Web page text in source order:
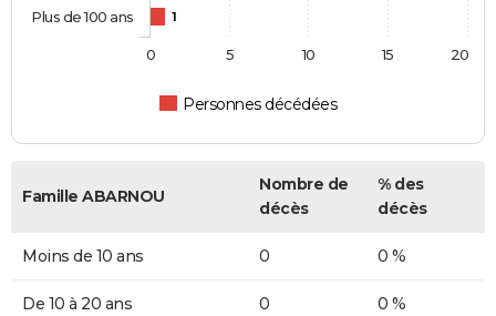
1
Personnes décédées
Plus de 100 ans
0 5 10 15 20
Famille ABARNOU
Nombre de
décès
% des
décès
Moins de 10 ans 0 0 %
De 10 à 20 ans 0 0 %